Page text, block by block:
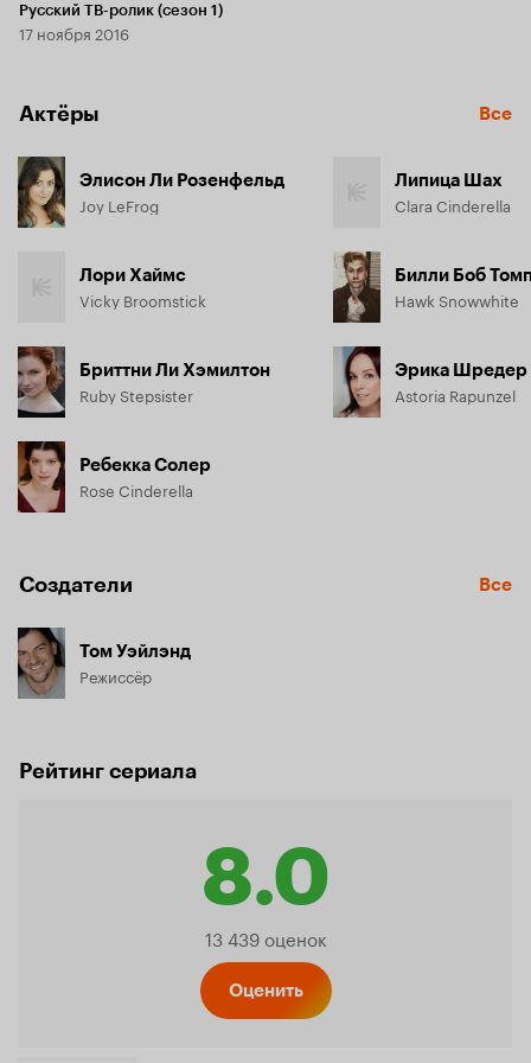
Русский ТВ-ролик (сезон 1)
17 ноября 2016
Актёры Все
Элисон Ли Розенфельд
Joy LeFrog
Лори Хаймс
Vicky Broomstick
Бриттни Ли Хэмилтон
Ruby Stepsister
Ребекка Солер
Rose Cinderella
Липица Шах
Clara Cinderella
Билли Боб
Hawk Snowwhite
Эрика Шредер
Astoria Rapunzel
Создатели Все
Том Уэйлэнд
Режиссёр
Рейтинг сериала
8.0
Рейтинг
13 439 оценок
Оценить